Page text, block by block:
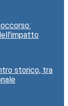
storico, tra